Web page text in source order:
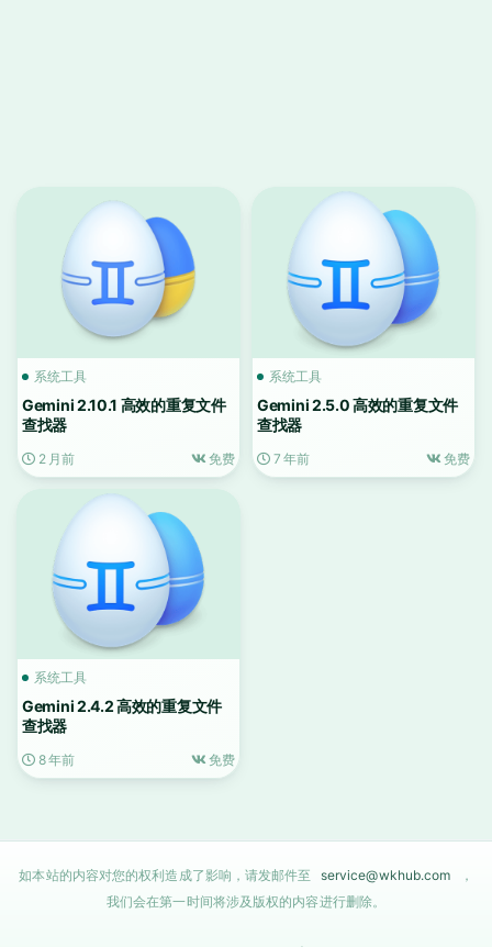
系统工具
Gemini 2.10.1 高效的重复文件
查找器
2 月前 免费
系统工具
Gemini 2.5.0 高效的重复文件
查找器
7 年前 免费
系统工具
Gemini 2.4.2 高效的重复文件
查找器
8 年前 免费
如本站的内容对您的权利造成了影响，请发邮件至 service@wkhub.com
，
我们会在第一时间将涉及版权的内容进行删除。